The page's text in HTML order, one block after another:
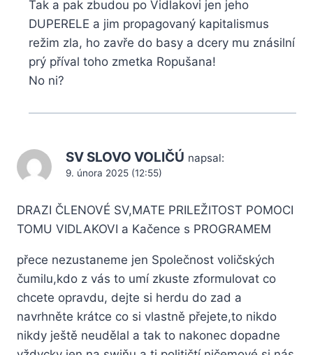
Tak a pak zbudou po Vidlakovi jen jeho
DUPERELE a jim propagovaný kapitalismus
režim zla, ho zavře do basy a dcery mu znásilní
prý příval toho zmetka Ropušana!
No ni?
SV SLOVO VOLIČÚ napsal:
9. února 2025 (12:55)
DRAZI ČLENOVÉ SV,MATE PRILEŽITOST POMOCI
TOMU VIDLAKOVI a Kačence s PROGRAMEM
přece nezustaneme jen Společnost voličských
čumilu,kdo z vás to umí zkuste zformulovat co
chcete opravdu, dejte si herdu do zad a
navrhněte krátce co si vlastně přejete,to nikdo
nikdy ještě neudělal a tak to nakonec dopadne